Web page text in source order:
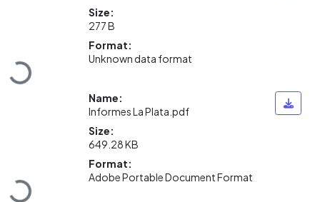
Loading...
Size:
277 B
Format:
Unknown data format
Loading...
Name:
Informes La Plata.pdf
Size:
649.28 KB
Format:
Adobe Portable Document Format